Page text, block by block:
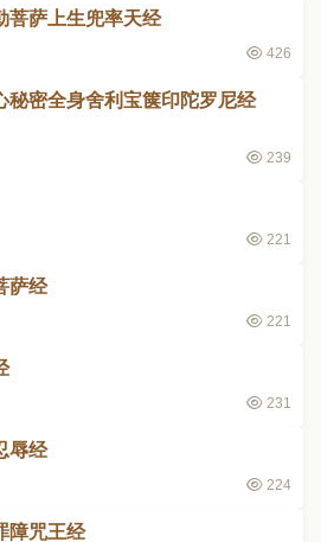
菩萨上生兜率天经
426
秘密全身舍利宝箧印陀罗尼经
239
221
萨经
221
231
辱经
224
障咒王经